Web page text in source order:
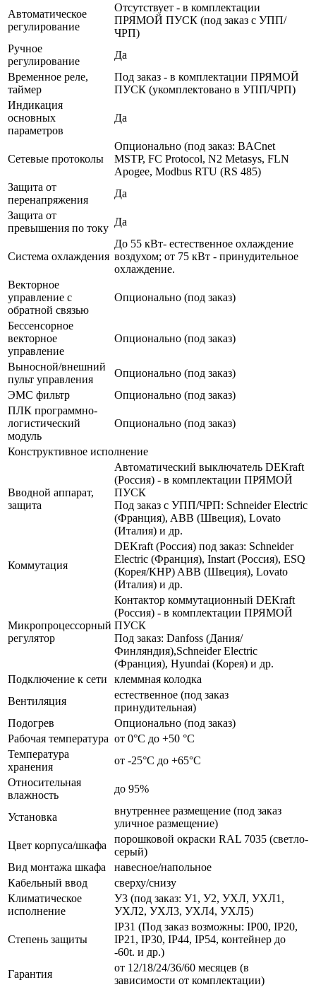
Автоматическое
регулирование
Отсутствует - в комплектации
ПРЯМОЙ ПУСК (под заказ с УПП/
ЧРП)
Ручное
регулирование
Да
Временное реле,
таймер
Под заказ - в комплектации ПРЯМОЙ
ПУСК (укомплектовано в УПП/ЧРП)
Индикация
основных
параметров
Да
Сетевые протоколы
Опционально (под заказ: BACnet
MSTP, FC Protocol, N2 Metasys, FLN
Apogee, Modbus RTU (RS 485)
Защита от
перенапряжения
Да
Защита от
превышения по току
Да
Система охлаждения
До 55 кВт- естественное охлаждение
воздухом; от 75 кВт - принудительное
охлаждение.
Векторное
управление с
обратной связью
Опционально (под заказ)
Бессенсорное
векторное
управление
Опционально (под заказ)
Выносной/внешний
пульт управления
Опционально (под заказ)
ЭМС фильтр
Опционально (под заказ)
ПЛК программно-
логистический
модуль
Опционально (под заказ)
Конструктивное исполнение
Вводной аппарат,
защита
Автоматический выключатель DEKraft
(Россия) - в комплектации ПРЯМОЙ
ПУСК
Под заказ с УПП/ЧРП: Schneider Electric
(Франция), ABB (Швеция), Lovato
(Италия) и др.
Коммутация
DEKraft (Россия) под заказ: Schneider
Electric (Франция), Instart (Россия), ESQ
(Корея/КНР) ABB (Швеция), Lovato
(Италия) и др.
Микропроцессорный
регулятор
Контактор коммутационный DEKraft
(Россия) - в комплектации ПРЯМОЙ
ПУСК
Под заказ: Danfoss (Дания/
Финляндия),Schneider Electric
(Франция), Hyundai (Корея) и др.
Подключение к сети
клеммная колодка
Вентиляция
естественное (под заказ
принудительная)
Подогрев
Опционально (под заказ)
Рабочая температура от 0°C до +50 °C
Температура
хранения
от -25°C до +65°C
Относительная
влажность
до 95%
Установка
внутреннее размещение (под заказ
уличное размещение)
Цвет корпуса/шкафа
порошковой окраски RAL 7035 (светло-
серый)
Вид монтажа шкафа
навесное/напольное
Кабельный ввод
сверху/снизу
Климатическое
исполнение
У3 (под заказ: У1, У2, УХЛ, УХЛ1,
УХЛ2, УХЛ3, УХЛ4, УХЛ5)
Степень защиты
IP31 (Под заказ возможны: IP00, IP20,
IP21, IP30, IP44, IP54, контейнер до
-60t. и др.)
Гарантия
от 12/18/24/36/60 месяцев (в
зависимости от комплектации)